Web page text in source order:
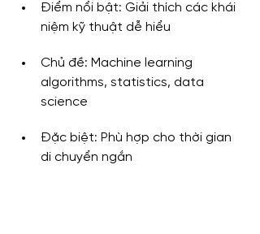
Điểm nổi bật: Giải thích các khái
niệm kỹ thuật dễ hiểu
Chủ đề: Machine learning
algorithms, statistics, data
science
Đặc biệt: Phù hợp cho thời gian
di chuyển ngắn